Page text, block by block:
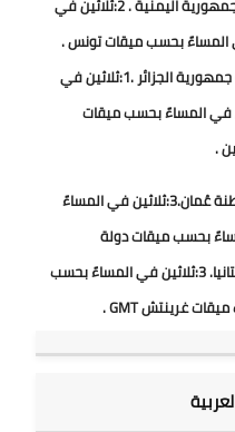
المساءً بحسب ميقات دولة جمهورية الجمهورية اليمنية . 2:ثلاثين في
ليبيا . 1:ثلاثين في المساءً بحسب ميقات تونس .
1:ثلاثين في المساءً بحسب ميقات دولة جمهورية الجزائر .1:ثلاثين في
المغرب . 4:ثلاثين في المساءً بحسب ميقات
4:ثلاثين في المساءً بحسب ميقات سلطنة عُمان.3:ثلاثين في المساءً
في المساءً بحسب ميقات دولة
قطر.12:ثلاثين ظهراً بحسب ميقات موريتانيا. 3:ثلاثين في المساءً بحسب